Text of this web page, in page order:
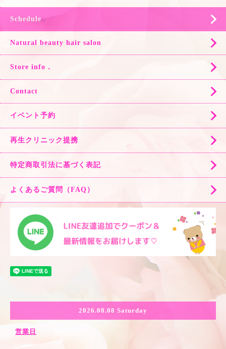
Schedule
Natural beauty hair salon
Store info．
Contact
イベント予約
再生クリニック提携
特定商取引法に基づく表記
よくあるご質問（FAQ）
2026.08.08 Saturday
営業日